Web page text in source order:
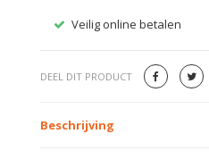
Veilig online betalen
DEEL DIT PRODUCT
Beschrijving